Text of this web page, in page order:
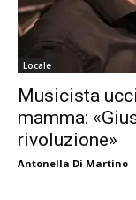
Locale
Musicista
mamma:
rivoluzione»
Antonella Di Martino -